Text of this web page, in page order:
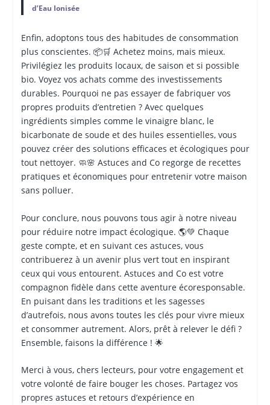
d’Eau Ionisée
Enfin, adoptons tous des habitudes de consommation
plus conscientes. 📦🛒 Achetez moins, mais mieux.
Privilégiez les produits locaux, de saison et si possible
bio. Voyez vos achats comme des investissements
durables. Pourquoi ne pas essayer de fabriquer vos
propres produits d’entretien ? Avec quelques
ingrédients simples comme le vinaigre blanc, le
bicarbonate de soude et des huiles essentielles, vous
pouvez créer des solutions efficaces et écologiques pour
tout nettoyer. 🧼🌸 Astuces and Co regorge de recettes
pratiques et économiques pour entretenir votre maison
sans polluer.
Pour conclure, nous pouvons tous agir à notre niveau
pour réduire notre impact écologique. 🌎💚 Chaque
geste compte, et en suivant ces astuces, vous
contribuerez à un avenir plus vert tout en inspirant
ceux qui vous entourent. Astuces and Co est votre
compagnon fidèle dans cette aventure écoresponsable.
En puisant dans les traditions et les sagesses
d’autrefois, nous avons toutes les clés pour vivre mieux
et consommer autrement. Alors, prêt à relever le défi ?
Ensemble, faisons la différence ! 🌟
Merci à vous, chers lecteurs, pour votre engagement et
votre volonté de faire bouger les choses. Partagez vos
propres astuces et retours d’expérience en